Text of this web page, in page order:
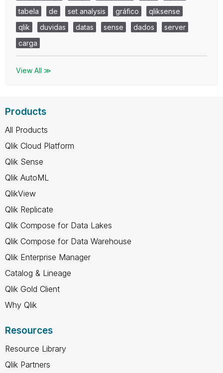
tabela
de set analysis gráfico
qliksense
qlik
duvidas datas sense dados
server
carga
View All ≫
Products
All Products
Qlik Cloud Platform
Qlik Sense
Qlik AutoML
QlikView
Qlik Replicate
Qlik Compose for Data Lakes
Qlik Compose for Data Warehouse
Qlik Enterprise Manager
Catalog & Lineage
Qlik Gold Client
Why Qlik
Resources
Resource Library
Qlik Partners